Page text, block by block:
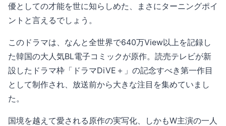
優としての才能を世に知らしめた、まさにターニングポイ
ントと言えるでしょう。
このドラマは、なんと全世界で640万View以上を記録し
た韓国の大人気BL電子コミックが原作。読売テレビが新
設したドラマ枠「ドラマDiVE＋」の記念すべき第一作目
として制作され、放送前から大きな注目を集めていまし
た。
国境を越えて愛される原作の実写化、しかもW主演の一人